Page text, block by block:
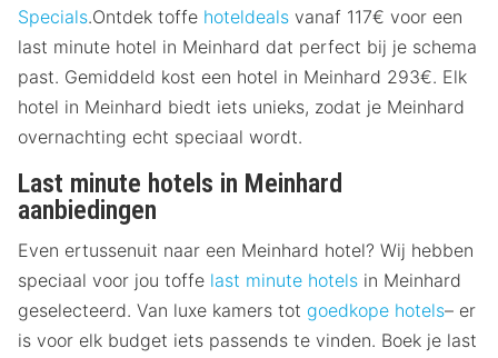
Specials.Ontdek toffe hoteldeals vanaf 117€ voor een
last minute hotel in Meinhard dat perfect bij je schema
past. Gemiddeld kost een hotel in Meinhard 293€. Elk
hotel in Meinhard biedt iets unieks, zodat je Meinhard
overnachting echt speciaal wordt.
Last minute hotels in Meinhard
aanbiedingen
Even ertussenuit naar een Meinhard hotel? Wij hebben
speciaal voor jou toffe last minute hotels in Meinhard
geselecteerd. Van luxe kamers tot goedkope hotels– er
is voor elk budget iets passends te vinden. Boek je last